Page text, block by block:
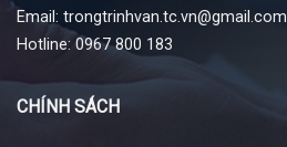
Email: trongtrinhvan.tc.vn@gmail.com
Hotline: 0967 800 183
CHÍNH SÁCH